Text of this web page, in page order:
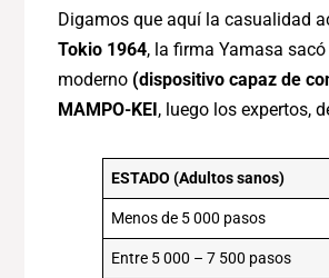
Digamos que aquí la casualidad
Tokio 1964, la firma Yamasa
moderno (dispositivo capaz de
MAMPO-KEI, luego los expertos,
ESTADO (Adultos sanos)
Menos de 5 000 pasos
Entre 5 000 – 7 500 pasos